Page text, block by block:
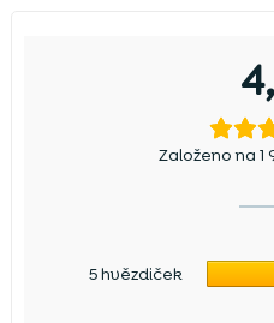
Založeno na 1
5 hvězdiček